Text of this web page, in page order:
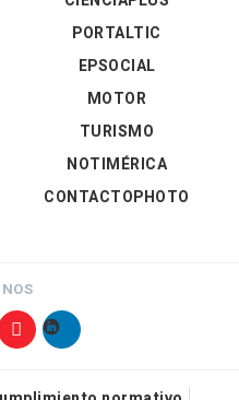
PORTALTIC
EPSOCIAL
MOTOR
TURISMO
NOTIMÉRICA
CONTACTOPHOTO